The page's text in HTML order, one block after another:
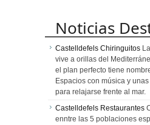
Noticias
Castelldefels Chiringuitos
vive a orillas del
el plan perfecto tiene
Espacios con música y
para relajarse frente al mar.
Castelldefels Restaurantes
enntre las 5 poblaciones